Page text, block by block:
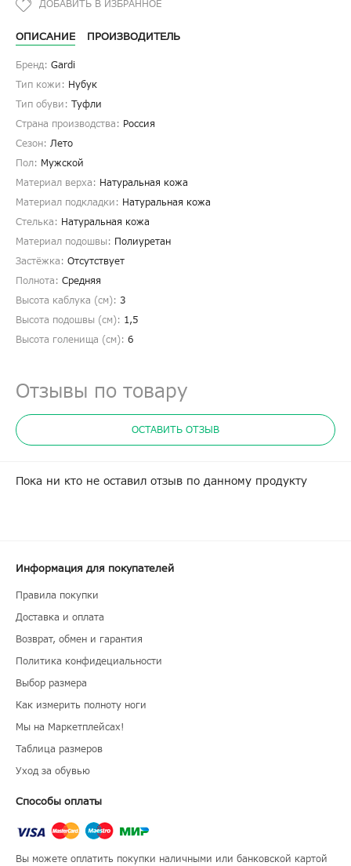
ОПИСАНИЕ ПРОИЗВОДИТЕЛЬ
Бренд: Gardi
Тип кожи: Нубук
Тип обуви: Туфли
Страна производства: Россия
Сезон: Лето
Пол: Мужской
Материал верха: Натуральная кожа
Материал подкладки: Натуральная кожа
Стелька: Натуральная кожа
Материал подошвы: Полиуретан
Застёжка: Отсутствует
Полнота: Средняя
Высота каблука (см): 3
Высота подошвы (см): 1,5
Высота голенища (cм): 6
Отзывы по товару
ОСТАВИТЬ ОТЗЫВ
Пока ни кто не оставил отзыв по данному продукту
Информация для покупателей
Правила покупки
Доставка и оплата
Возврат, обмен и гарантия
Политика конфидециальности
Выбор размера
Как измерить полноту ноги
Мы на Маркетплейсах!
Таблица размеров
Уход за обувью
Способы оплаты
Вы можете оплатить покупки наличными или банковской картой